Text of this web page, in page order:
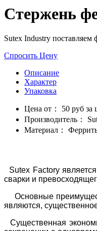
Стержень
Sutex Industry
Спросить Цену
Описание
Характер
Упаковка
Цена от：
50 руб за
Производитель：
Материал：
Sutex Factory
сварки и
Основные
являются,
Существенная